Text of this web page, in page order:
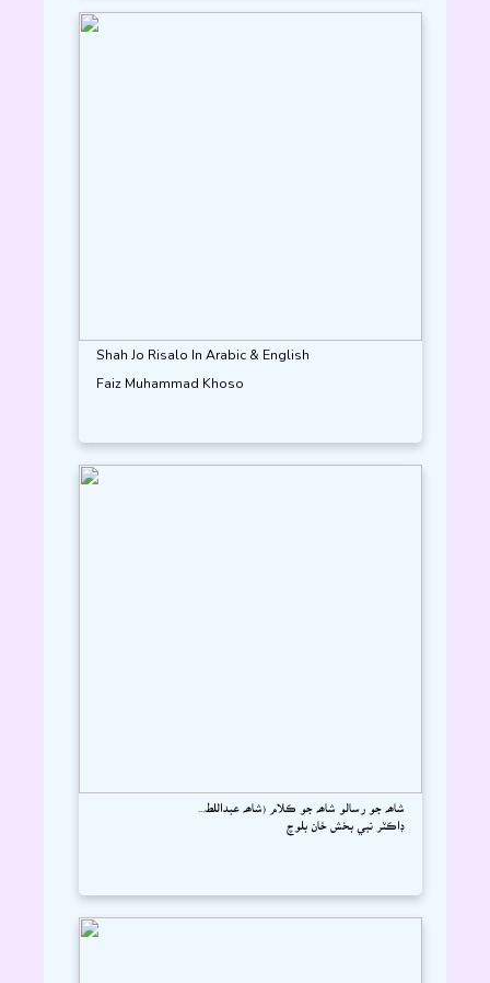
Shah Jo Risalo In Arabic & English
Faiz Muhammad Khoso
شاھہ جو رسالو شاھہ جو ڪلام (شاھہ عبداللط...